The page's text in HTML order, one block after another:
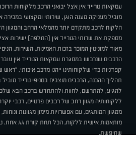
עסקאות טרייד אין אצל יבואני הרכב מלקוחות
מוביל מעניקה מענה הוגן, שירותי ומקצועי
הלקוח לרכב מתקדם יותר מהמלאי הרחב והמגוון
מספקת את שרותי הטרייד אין (החלפה) ישירות
מאוד למוניטין המוכר בזכות האמינות, השירות,
הרכבים שנרכשו במסגרת עסקאות הטרייד אין
קפדניות כדי שלקוחותינו ייהנו מרכב איכותי,
תהליך ההכנה, הרכבים מוצבים בסניפי טרייד
להגיע, להתרשם, לחוות ולהתחדש ברכב הבא
ללקוחותיה מגוון רחב של רכבים פרטיים, רכבי
ממגוון המותגים, עם אפשרויות מימון מגוונות
מותאמות אישית ללקוח, הכל תחת קורת גג אחת.
שחיפשת.